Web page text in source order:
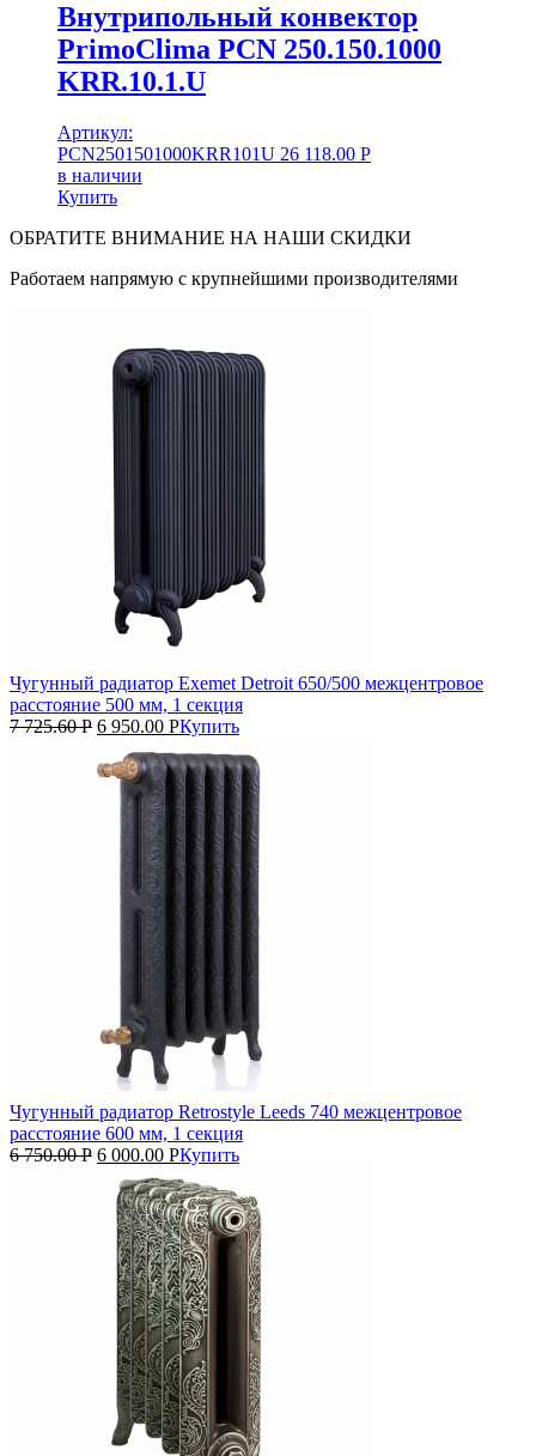
Внутрипольный конвектор
PrimoClima PCN 250.150.1000
KRR.10.1.U
Артикул:
PCN2501501000KRR101U 26 118.00 Р
в наличии
Купить
ОБРАТИТЕ ВНИМАНИЕ НА НАШИ СКИДКИ
Работаем напрямую с крупнейшими производителями
Чугунный радиатор Exemet Detroit 650/500 межцентровое
расстояние 500 мм, 1 секция
7 725.60Р 6 950.00 РКупить
Чугунный радиатор Retrostyle Leeds 740 межцентровое
расстояние 600 мм, 1 секция
6 750.00Р 6 000.00 РКупить